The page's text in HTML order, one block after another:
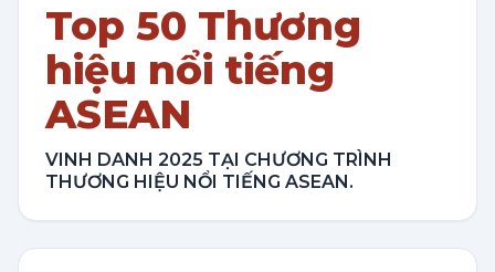
Top 50 Thương
hiệu nổi tiếng
ASEAN
VINH DANH 2025 TẠI CHƯƠNG TRÌNH
THƯƠNG HIỆU NỔI TIẾNG ASEAN.